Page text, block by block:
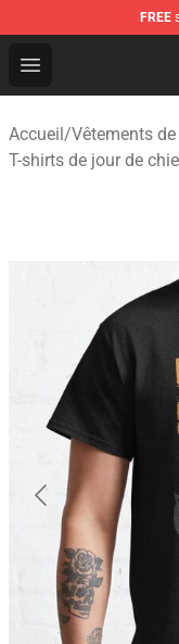
FREE
Open menu
DogDay Store
Accueil/Vêtements
T-shirts de jour de